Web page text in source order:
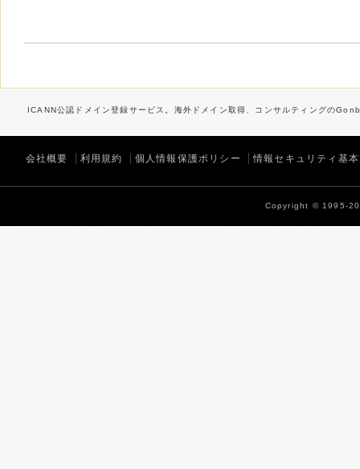
ICANN公認ドメイン登録サービス。海外ドメイン取得、コンサルティングの
会社概要 利用規約 個人情報保護ポリシー 情報セキュリティ基
Copyright © 1995-